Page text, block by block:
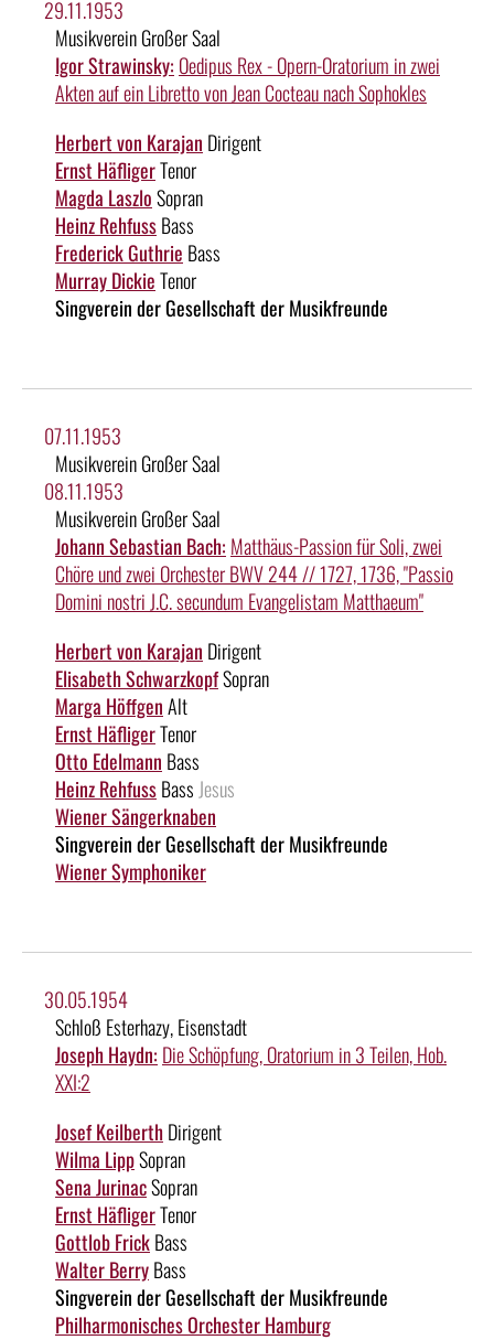
29.11.1953
Musikverein Großer Saal
Igor Strawinsky: Oedipus Rex - Opern-Oratorium in zwei
Akten auf ein Libretto von Jean Cocteau nach Sophokles
Herbert von Karajan Dirigent
Ernst HäfligerTenor
Magda LaszloSopran
Heinz RehfussBass
Frederick Guthrie Bass
Murray DickieTenor
Singverein der Gesellschaft der Musikfreunde
07.11.1953
Musikverein Großer Saal
08.11.1953
Musikverein Großer Saal
Johann Sebastian Bach: Matthäus-Passion für Soli, zwei
Chöre und zwei Orchester BWV 244 // 1727, 1736, "Passio
Domini nostri J.C. secundum Evangelistam Matthaeum"
Herbert von Karajan Dirigent
Elisabeth SchwarzkopfSopran
Marga HöffgenAlt
Ernst HäfligerTenor
Otto Edelmann Bass
Heinz RehfussBass Jesus
Wiener Sängerknaben
Singverein der Gesellschaft der Musikfreunde
Wiener Symphoniker
30.05.1954
Schloß Esterhazy, Eisenstadt
Joseph Haydn: Die Schöpfung, Oratorium in 3 Teilen, Hob.
XXI:2
Josef KeilberthDirigent
Wilma LippSopran
Sena JurinacSopran
Ernst HäfligerTenor
Gottlob FrickBass
Walter BerryBass
Singverein der Gesellschaft der Musikfreunde
Philharmonisches Orchester Hamburg